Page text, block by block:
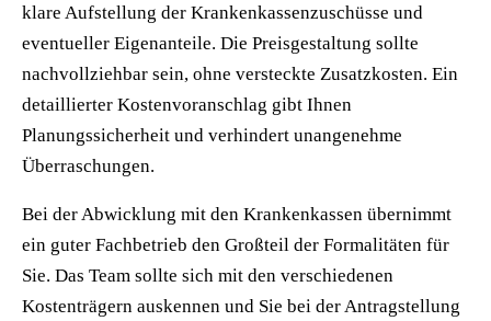
klare Aufstellung der Krankenkassenzuschüsse und
eventueller Eigenanteile. Die Preisgestaltung sollte
nachvollziehbar sein, ohne versteckte Zusatzkosten. Ein
detaillierter Kostenvoranschlag gibt Ihnen
Planungssicherheit und verhindert unangenehme
Überraschungen.
Bei der Abwicklung mit den Krankenkassen übernimmt
ein guter Fachbetrieb den Großteil der Formalitäten für
Sie. Das Team sollte sich mit den verschiedenen
Kostenträgern auskennen und Sie bei der Antragstellung